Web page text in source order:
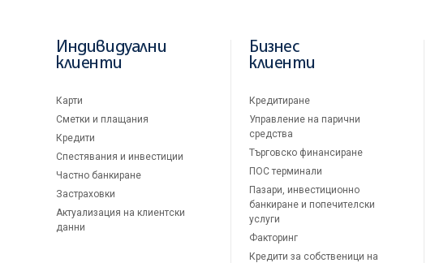
Индивидуални
клиенти
Карти
Сметки и плащания
Кредити
Спестявания и инвестиции
Частно банкиране
Застраховки
Актуализация на клиентски
данни
Бизнес
клиенти
Кредитиране
Управление на парични
средства
Търговско финансиране
ПОС терминали
Пазари, инвестиционно
банкиране и попечителски
услуги
Факторинг
Кредити за собственици на